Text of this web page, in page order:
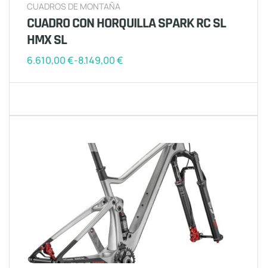
CUADROS DE MONTAÑA
CUADRO CON HORQUILLA SPARK RC SL
HMX SL
6.610,00€-8.149,00€